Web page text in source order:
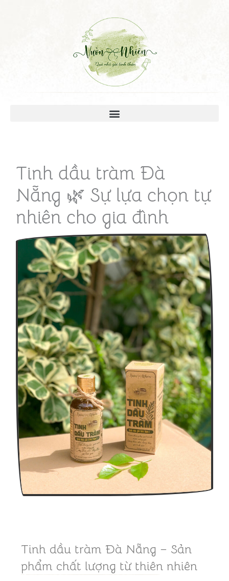
Tinh dầu tràm Đà
Nẵng 🌿 Sự lựa chọn tự
nhiên cho gia đình
Tinh dầu tràm Đà Nẵng – Sản
phẩm chất lượng từ thiên nhiên